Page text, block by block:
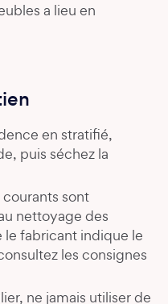
a lieu en
en stratifié,
puis séchez la
sont
nettoyage des
le fabricant indique le
les consignes
ne jamais utiliser de